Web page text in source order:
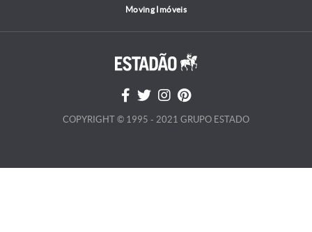
Moving Imóveis
COPYRIGHT © 1995 - 2021 GRUPO ESTADO